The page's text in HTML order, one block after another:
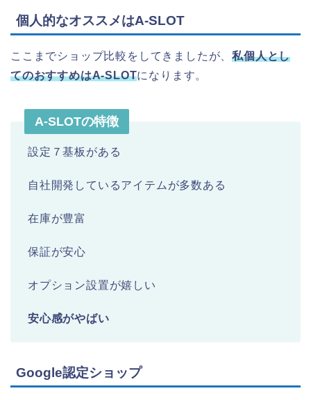
個人的なオススメはA-SLOT
ここまでショップ比較をしてきましたが、私個人とし
てのおすすめはA-SLOTになります。
A-SLOTの特徴
設定７基板がある
自社開発しているアイテムが多数ある
在庫が豊富
保証が安心
オプション設置が嬉しい
安心感がやばい
Google認定ショップ